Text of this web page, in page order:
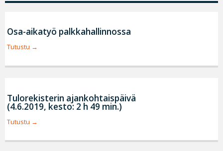
Osa-aikatyö palkkahallinnossa
Tutustu
Tulorekisterin ajankohtaispäivä
(4.6.2019, kesto: 2 h 49 min.)
Tutustu